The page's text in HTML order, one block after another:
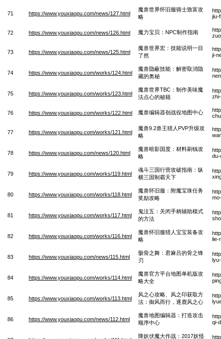
71 https://www.youxiaopu.com/news/127.html
魔兽世界怀旧服骑士致富攻
略
jiu-
72 https://www.youxiaopu.com/news/126.html 魔力宝贝：NPC制作指南
73 https://www.youxiaopu.com/news/125.html
魔兽世界宏：技能说明一目
了然
ji-
74 https://www.youxiaopu.com/works/124.html
魔兽隐蔽技能：解密取消隐
藏的奥秘
75 https://www.youxiaopu.com/works/123.html
魔兽世界TBC：制作美味魔
法点心的秘籍
76 https://www.youxiaopu.com/works/122.html 魔兽编辑器创战役地图中心
77 https://www.youxiaopu.com/works/121.html
魔兽9.2兽王猎人PVP升级攻
略
78 https://www.youxiaopu.com/news/120.html
魔兽暗影国度：材料刷钱攻
略
du-
79 https://www.youxiaopu.com/works/119.html
魂斗三国行营攻破指南：纵
横三国制霸天下
80 https://www.youxiaopu.com/works/118.html
魔兽怀旧服：附魔宝珠任务
奖励攻略
81 https://www.youxiaopu.com/works/117.html
鬼泣五：关闭手柄辅助模式
的方法
82 https://www.youxiaopu.com/works/116.html
魔兽怀旧服猎人宝宝装备攻
略
lie-
83 https://www.youxiaopu.com/news/115.html
骸骨之舞：君麻吕的骨之锋
刃
84 https://www.youxiaopu.com/works/114.html
魔兽官方平台地图单机版攻
略大全
85 https://www.youxiaopu.com/works/113.html
风之心攻略、风之印获取方
法：御风而行，逐鹿风之心
86 https://www.youxiaopu.com/news/112.html
魔兽地图编辑器：打造攻击
顺序中心
qi-
降妖伏魔大作战：2017妖怪